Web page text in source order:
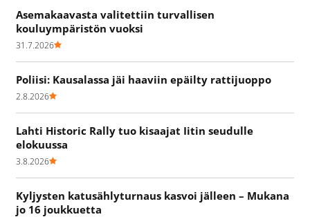
Asemakaavasta valitettiin turvallisen
kouluympäristön vuoksi
31.7.2026
Poliisi: Kausalassa jäi haaviin epäilty rattijuoppo
2.8.2026
Lahti Historic Rally tuo kisaajat Iitin seudulle
elokuussa
3.8.2026
Kyljysten katusählyturnaus kasvoi jälleen – Mukana
jo 16 joukkuetta